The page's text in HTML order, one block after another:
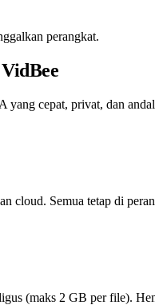
perangkat.
cepat, privat, dan
cloud. Semua tetap di
(maks 2 GB per file).